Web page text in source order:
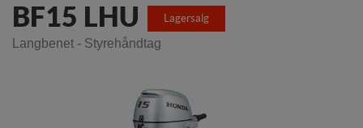
BF15 LHU Lagersalg
Langbenet - Styrehåndtag